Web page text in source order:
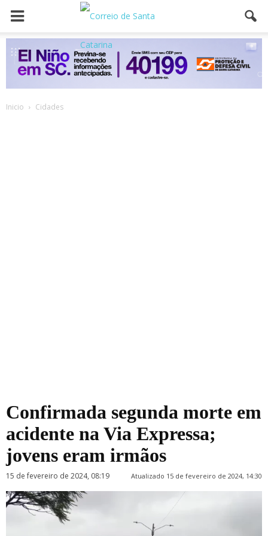
Inicio Cidades
Confirmada segunda morte em
acidente na Via Expressa;
jovens eram irmãos
15 de fevereiro de 2024, 08:19 Atualizado 15 de fevereiro de 2024, 14:30